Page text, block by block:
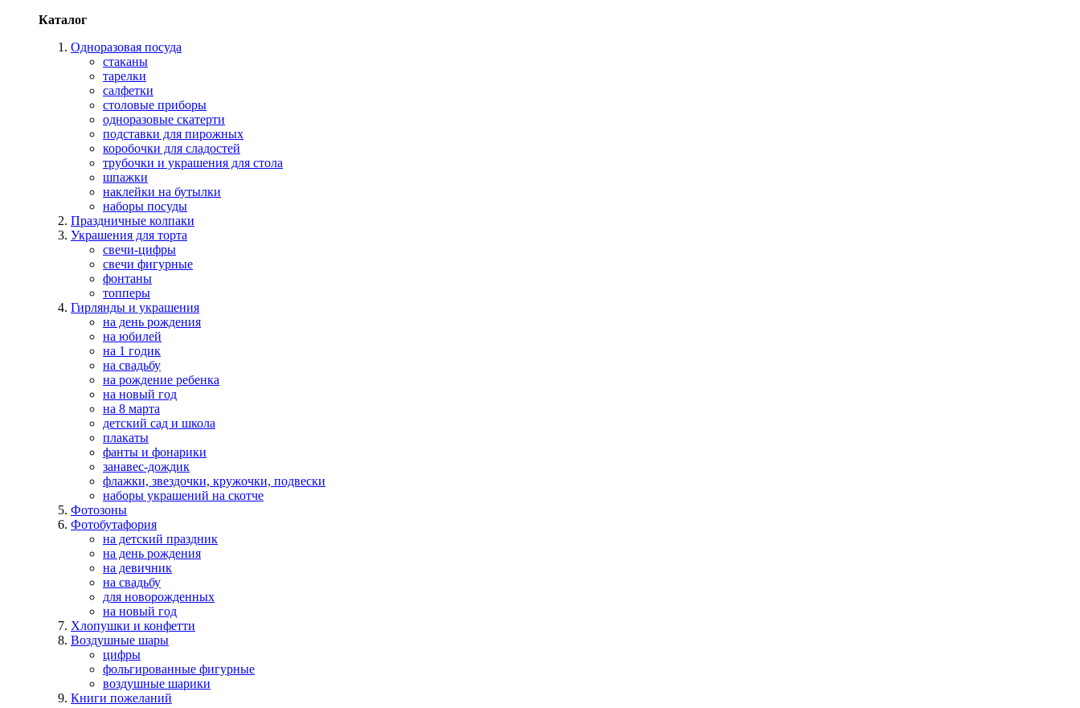
Каталог
Одноразовая посуда
стаканы
тарелки
салфетки
столовые приборы
одноразовые скатерти
подставки для пирожных
коробочки для сладостей
трубочки и украшения для стола
шпажки
наклейки на бутылки
наборы посуды
Праздничные колпаки
Украшения для торта
свечи-цифры
свечи фигурные
фонтаны
топперы
Гирлянды и украшения
на день рождения
на юбилей
на 1 годик
на свадьбу
на рождение ребенка
на новый год
на 8 марта
детский сад и школа
плакаты
фанты и фонарики
занавес-дождик
флажки, звездочки, кружочки, подвески
наборы украшений на скотче
Фотозоны
Фотобутафория
на детский праздник
на день рождения
на девичник
на свадьбу
для новорожденных
на новый год
Хлопушки и конфетти
Воздушные шары
цифры
фольгированные фигурные
воздушные шарики
Книги пожеланий